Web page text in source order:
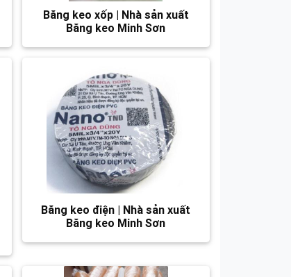
Băng keo xốp | Nhà sản xuất
Băng keo Minh Sơn
Băng keo điện | Nhà sản xuất
Băng keo Minh Sơn